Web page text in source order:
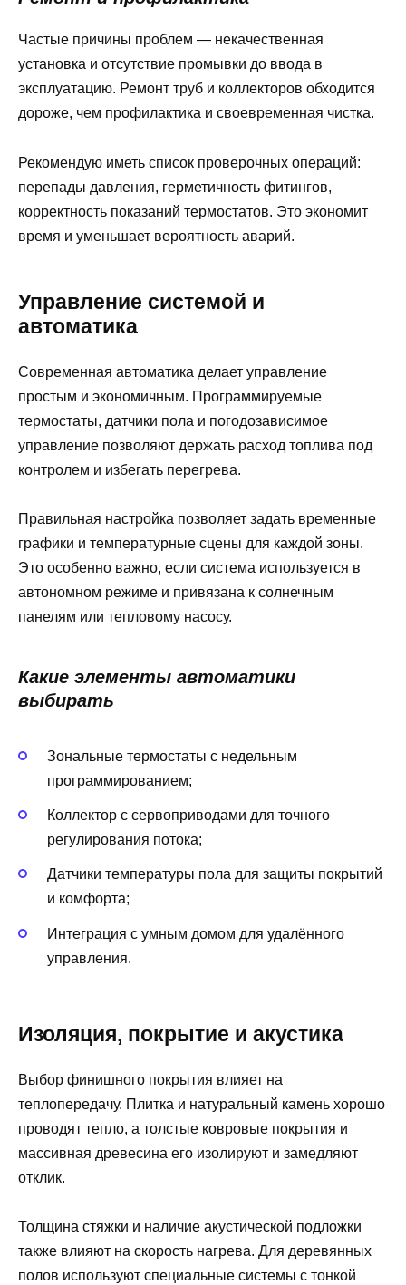
Частые причины проблем — некачественная
установка и отсутствие промывки до ввода в
эксплуатацию. Ремонт труб и коллекторов обходится
дороже, чем профилактика и своевременная чистка.
Рекомендую иметь список проверочных операций:
перепады давления, герметичность фитингов,
корректность показаний термостатов. Это экономит
время и уменьшает вероятность аварий.
Управление системой и
автоматика
Современная автоматика делает управление
простым и экономичным. Программируемые
термостаты, датчики пола и погодозависимое
управление позволяют держать расход топлива под
контролем и избегать перегрева.
Правильная настройка позволяет задать временные
графики и температурные сцены для каждой зоны.
Это особенно важно, если система используется в
автономном режиме и привязана к солнечным
панелям или тепловому насосу.
Какие элементы автоматики
выбирать
Зональные термостаты с недельным
программированием;
Коллектор с сервоприводами для точного
регулирования потока;
Датчики температуры пола для защиты покрытий
и комфорта;
Интеграция с умным домом для удалённого
управления.
Изоляция, покрытие и акустика
Выбор финишного покрытия влияет на
теплопередачу. Плитка и натуральный камень хорошо
проводят тепло, а толстые ковровые покрытия и
массивная древесина его изолируют и замедляют
отклик.
Толщина стяжки и наличие акустической подложки
также влияют на скорость нагрева. Для деревянных
полов используют специальные системы с тонкой